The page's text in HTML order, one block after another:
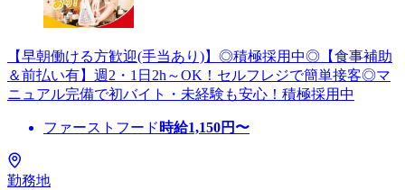
【早朝働ける方歓迎(手当あり)】◎積極採用中◎【食事補助
＆前払い有】週2・1日2h～OK！セルフレジで簡単接客◎マ
ニュアル完備で初バイト・未経験も安心！積極採用中
ファーストフード 時給1,150円〜
勤務地